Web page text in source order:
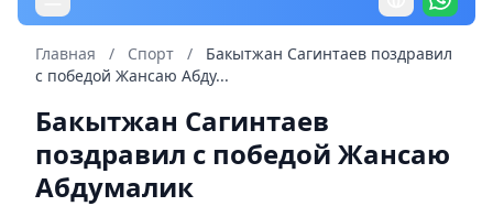
Главная / Спорт /
Бакытжан Сагинтаев поздравил
с победой Жансаю Абду...
Бакытжан Сагинтаев
поздравил с победой Жансаю
Абдумалик